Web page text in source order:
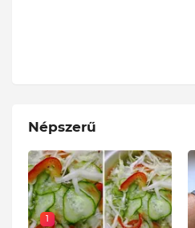
Népszerű
1